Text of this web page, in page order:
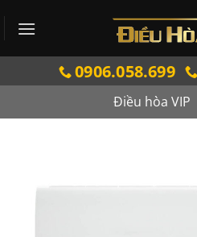
qua
0906.058.699
Điều hòa VIP